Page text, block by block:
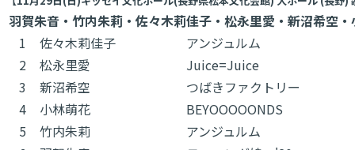
羽賀朱音・竹内朱莉・佐々木莉佳子・松永里愛・新沼希空
1
佐々木莉佳子
アンジュルム
2
松永里愛
Juice=Juice
3
新沼希空
つばきファクトリー
4
小林萌花
BEYOOOOONDS
5
竹内朱莉
アンジュルム